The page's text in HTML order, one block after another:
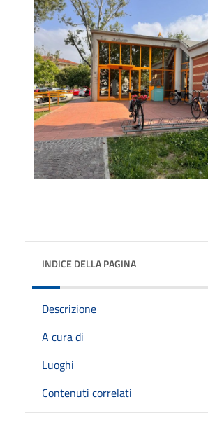
INDICE DELLA PAGINA
Descrizione
A cura di
Luoghi
Contenuti correlati